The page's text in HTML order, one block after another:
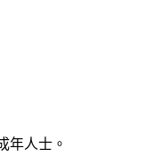
年人士。